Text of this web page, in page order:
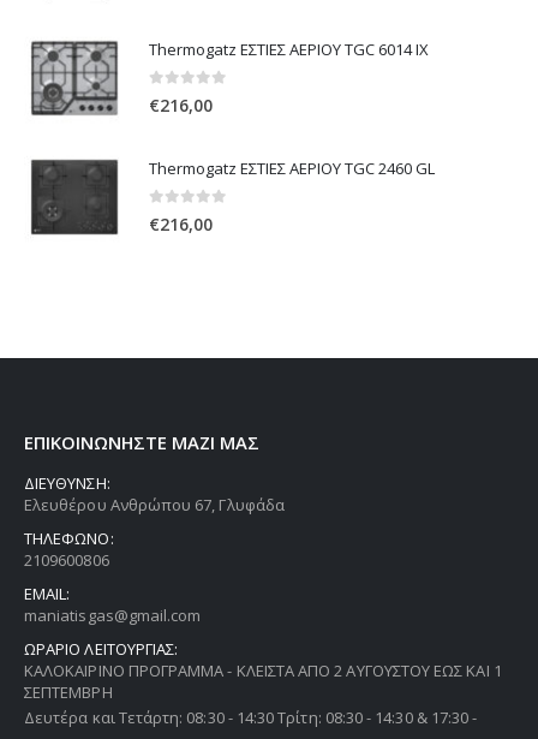
Thermogatz ΕΣΤΙΕΣ ΑΕΡΙΟΥ TGC 6014 IX
0out of 5
€216,00
Thermogatz ΕΣΤΙΕΣ ΑΕΡΙΟΥ TGC 2460 GL
€216,00
ΕΠΙΚΟΙΝΩΝΗΣΤΕ ΜΑΖΙ ΜΑΣ
ΔΙΕΥΘΥΝΣΗ:
Ελευθέρου Ανθρώπου 67, Γλυφάδα
ΤΗΛΕΦΩΝΟ:
2109600806
EMAIL:
maniatisgas@gmail.com
ΩΡΑΡΙΟ ΛΕΙΤΟΥΡΓΙΑΣ:
ΚΑΛΟΚΑΙΡΙΝΟ ΠΡΟΓΡΑΜΜΑ - ΚΛΕΙΣΤΑ ΑΠΟ 2 ΑΥΓΟΥΣΤΟΥ ΕΩΣ ΚΑΙ 1
ΣΕΠΤΕΜΒΡΗ
Δευτέρα και Τετάρτη: 08:30 - 14:30 Τρίτη: 08:30 - 14:30 & 17:30 -